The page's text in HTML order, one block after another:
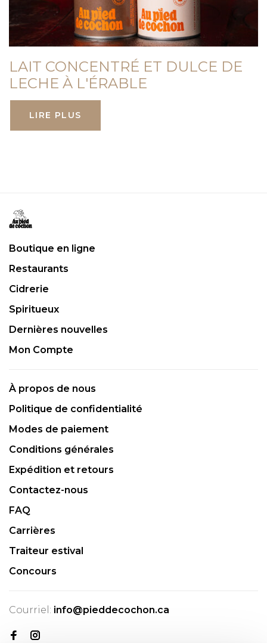
LAIT CONCENTRÉ ET DULCE DE
LECHE À L'ÉRABLE
LIRE PLUS
Boutique en ligne
Restaurants
Cidrerie
Spiritueux
Dernières nouvelles
Mon Compte
À propos de nous
Politique de confidentialité
Modes de paiement
Conditions générales
Expédition et retours
Contactez-nous
FAQ
Carrières
Traiteur estival
Concours
Courriel: info@pieddecochon.ca